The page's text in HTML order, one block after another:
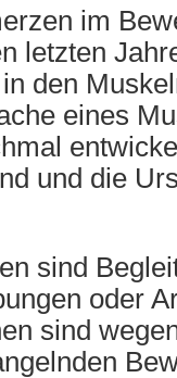
im
letzten
den
eines
und die
sind
oder
sind